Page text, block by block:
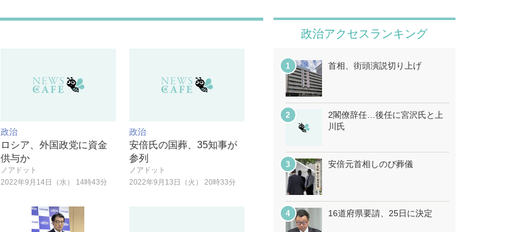
政治
ロシア、外国政党に資金
供与か
ノアドット
2022年9月14日（水） 14時43分
政治
安倍氏の国葬、35知事が
参列
ノアドット
2022年9月13日（火） 20時33分
政治アクセスランキング
首相、街頭演説切り上げ
2閣僚辞任…後任に宮沢氏と上
川氏
安倍元首相しのび葬儀
16道府県要請、25日に決定